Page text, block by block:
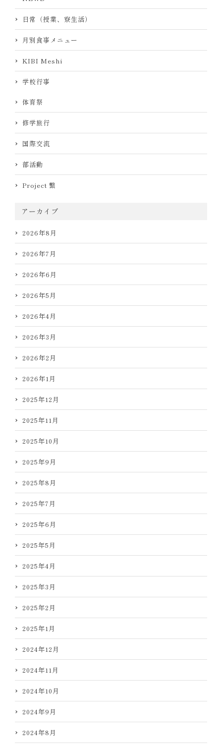
日常（授業、寮生活）
月別食事メニュー
KIBI Meshi
学校行事
体育祭
修学旅行
国際交流
部活動
Project 繋
アーカイブ
2026年8月
2026年7月
2026年6月
2026年5月
2026年4月
2026年3月
2026年2月
2026年1月
2025年12月
2025年11月
2025年10月
2025年9月
2025年8月
2025年7月
2025年6月
2025年5月
2025年4月
2025年3月
2025年2月
2025年1月
2024年12月
2024年11月
2024年10月
2024年9月
2024年8月